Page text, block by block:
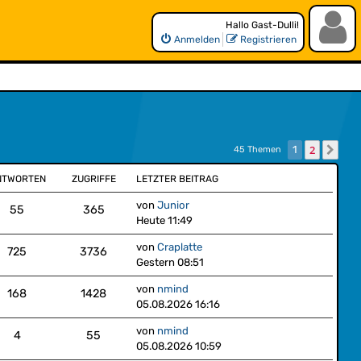
Hallo Gast-Dulli!
Anmelden
Registrieren
45 Themen 1 2
ZUGRIFFE LETZTER BEITRAG
55 365 von Junior
Heute 11:49
725 3736 von Craplatte
Gestern 08:51
168 1428 von nmind
05.08.2026 16:16
4 55 von nmind
05.08.2026 10:59